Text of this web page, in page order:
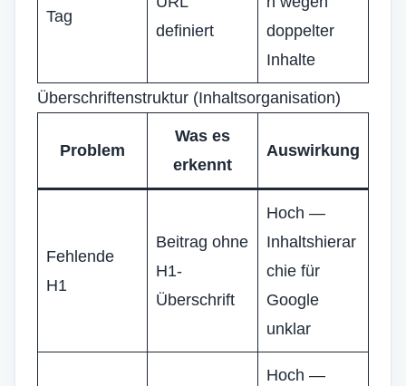
Tag
definiert
doppelter
Inhalte
Überschriftenstruktur (Inhaltsorganisation)
Problem
Was es
erkennt
Auswirkung
Fehlende
H1
Beitrag ohne
H1-
Überschrift
Hoch —
Inhaltshierar
chie für
Google
unklar
Hoch —